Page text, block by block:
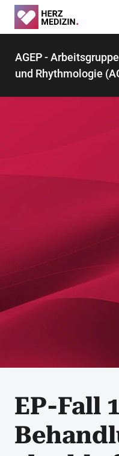
AGEP -
und Rhythmologie
EP-Fall